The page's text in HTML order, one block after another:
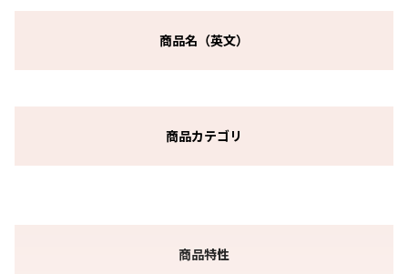
商品名（英文）
商品カテゴリ
商品特性